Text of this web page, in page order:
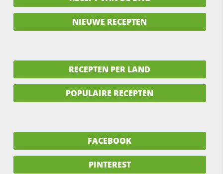
NIEUWE RECEPTEN
RECEPTEN PER LAND
POPULAIRE RECEPTEN
FACEBOOK
PINTEREST